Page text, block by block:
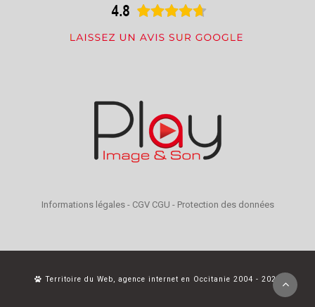
Informations légales- CGV CGU - Protection des données
Territoire du Web, agence internet en Occitanie 2004 - 2026